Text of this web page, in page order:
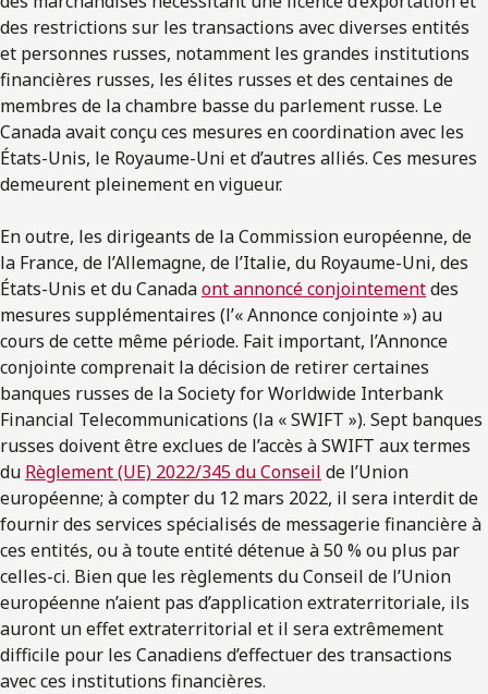
des restrictions sur les transactions avec diverses entités
et personnes russes, notamment les grandes institutions
financières russes, les élites russes et des centaines de
membres de la chambre basse du parlement russe. Le
Canada avait conçu ces mesures en coordination avec les
États-Unis, le Royaume-Uni et d’autres alliés. Ces mesures
demeurent pleinement en vigueur.
En outre, les dirigeants de la Commission européenne, de
la France, de l’Allemagne, de l’Italie, du Royaume-Uni, des
États-Unis et du Canadaont annoncé conjointementdes
mesures supplémentaires (l’« Annonce conjointe ») au
cours de cette même période. Fait important, l’Annonce
conjointe comprenait la décision de retirer certaines
banques russes de la Society for Worldwide Interbank
Financial Telecommunications (la « SWIFT »). Sept banques
russes doivent être exclues de l’accès à SWIFT aux termes
du Règlement (UE) 2022/345 du Conseil de l’Union
européenne; à compter du 12 mars 2022, il sera interdit de
fournir des services spécialisés de messagerie financière à
ces entités, ou à toute entité détenue à 50 % ou plus par
celles-ci. Bien que les règlements du Conseil de l’Union
européenne n’aient pas d’application extraterritoriale, ils
auront un effet extraterritorial et il sera extrêmement
difficile pour les Canadiens d’effectuer des transactions
avec ces institutions financières.